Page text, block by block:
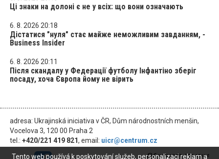
Ці знаки на долоні є не у всіх: що вони означають
6. 8. 2026 20:18
Дістатися "нуля" стає майже неможливим завданням, -
Business Insider
6. 8. 2026 20:11
Після скандалу у Федерації футболу Інфантіно зберіг
посаду, хоча Європа йому не вірить
adresa: Ukrajinská iniciativa v ČR, Dům národnostních menšin,
Vocelova 3, 120 00 Praha 2
tel.: +420/221 419 821, email: uicr@centrum.cz
Tento web používá k poskytování služeb, personalizaci reklam a